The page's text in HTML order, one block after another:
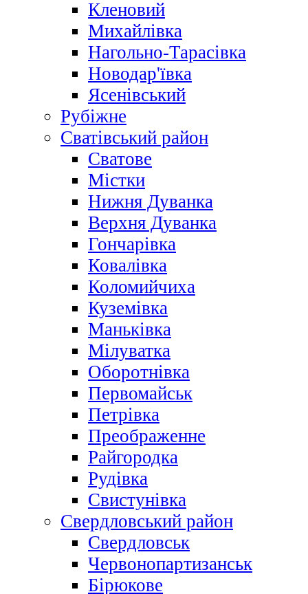
Кленовий
Михайлівка
Нагольно-Тарасівка
Новодар'ївка
Ясенівський
Рубіжне
Сватівський район
Сватове
Містки
Нижня Дуванка
Верхня Дуванка
Гончарівка
Ковалівка
Коломийчиха
Куземівка
Маньківка
Мілуватка
Оборотнівка
Первомайськ
Петрівка
Преображенне
Райгородка
Рудівка
Свистунівка
Свердловський район
Свердловськ
Червонопартизанськ
Бірюкове